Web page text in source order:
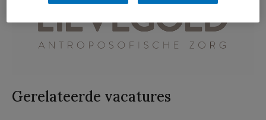
Gerelateerde vacatures